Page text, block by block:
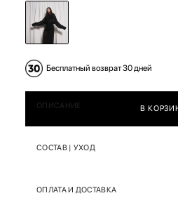
Бесплатный возврат 30 дней
В
ОПИСАНИЕ
СОСТАВ | УХОД
ОПЛАТА И ДОСТАВКА